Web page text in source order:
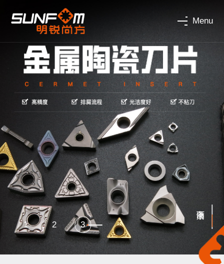
Menu
1 2 3